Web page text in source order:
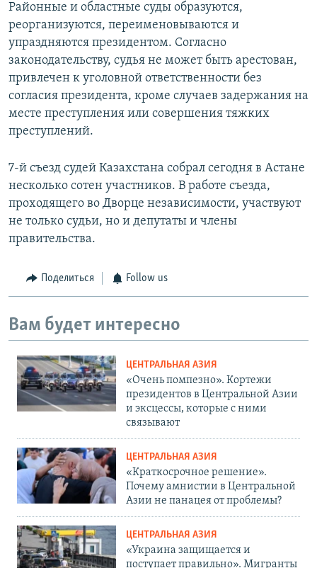
Районные и областные суды образуются,
реорганизуются, переименовываются и
упраздняются президентом. Согласно
законодательству, судья не может быть арестован,
привлечен к уголовной ответственности без
согласия президента, кроме случаев задержания на
месте преступления или совершения тяжких
преступлений.
7-й съезд судей Казахстана собрал сегодня в Астане
несколько сотен участников. В работе съезда,
проходящего во Дворце независимости, участвуют
не только судьи, но и депутаты и члены
правительства.
Поделиться Follow us
Вам будет интересно
ЦЕНТРАЛЬНАЯ АЗИЯ
«Очень помпезно». Кортежи
президентов в Центральной Азии
и эксцессы, которые с ними
связывают
ЦЕНТРАЛЬНАЯ АЗИЯ
«Краткосрочное решение».
Почему амнистии в Центральной
Азии не панацея от проблемы?
ЦЕНТРАЛЬНАЯ АЗИЯ
«Украина защищается и
поступает правильно». Мигранты